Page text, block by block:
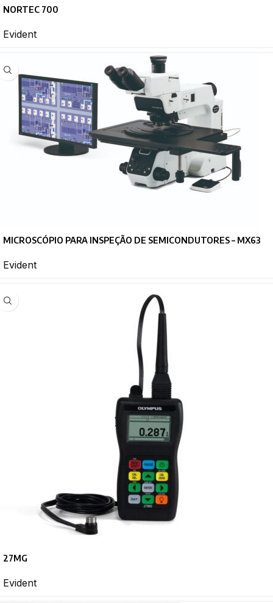
NORTEC 700
Evident
MICROSCÓPIO PARA INSPEÇÃO DE SEMICONDUTORES – MX63
Evident
27MG
Evident